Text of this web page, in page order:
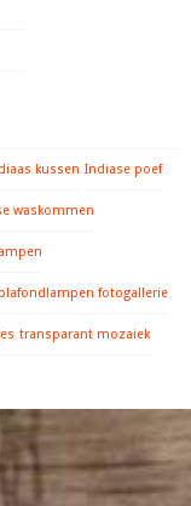
kussen Indiase poef
waskommen
fotogallerie
transparant mozaiek